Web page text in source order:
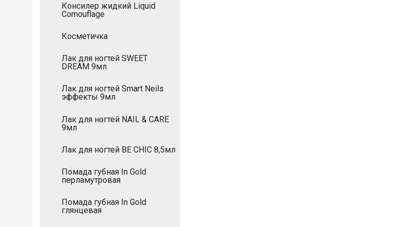
Консилер жидкий Liquid
Comouflage
Косметичка
Лак для ногтей SWEET
DREAM 9мл
Лак для ногтей Smart Neils
эффекты 9мл
Лак для ногтей NAIL & CARE
9мл
Лак для ногтей BE CHIC 8,5мл
Помада губная In Gold
перламутровая
Помада губная In Gold
глянцевая